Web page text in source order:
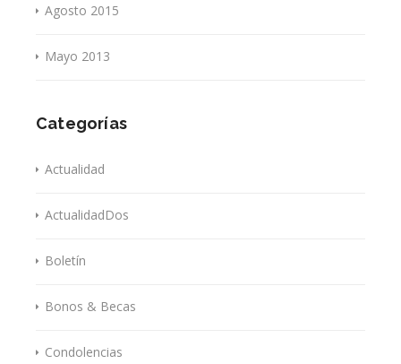
Agosto 2015
Mayo 2013
Categorías
Actualidad
ActualidadDos
Boletín
Bonos & Becas
Condolencias